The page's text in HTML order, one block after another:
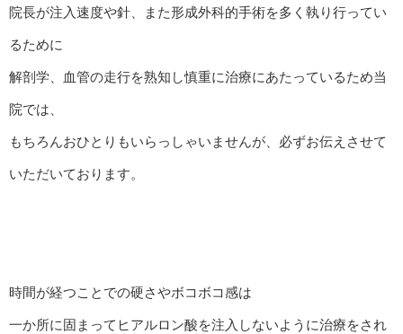
院長が注入速度や針、また形成外科的手術を多く執り行ってい
るために
解剖学、血管の走行を熟知し慎重に治療にあたっているため当
院では、
もちろんおひとりもいらっしゃいませんが、必ずお伝えさせて
いただいております。
時間が経つことでの硬さやボコボコ感は
一か所に固まってヒアルロン酸を注入しないように治療をされ